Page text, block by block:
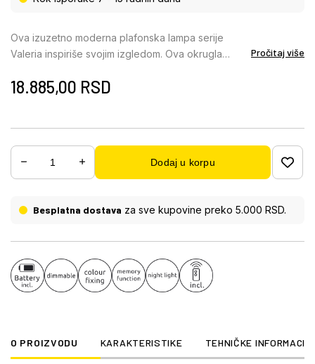
Ova izuzetno moderna plafonska lampa serije
Valeria inspiriše svojim izgledom. Ova okrugla
sa dva pričvršćena bela pravougaonika. Funkcija
daljinskog upravljača, možete fiksirati i prigušiti boju
svetla od 2700 Kelvina toplo bele, do 6500 Kelvina
hladno bele, stvarajući ugodniju atmosferu za život.
kancelariji.
Pročitaj više
18.885,00 RSD
Dodaj u korpu
Besplatna dostava za sve kupovine preko 5.000 RSD.
O PROIZVODU KARAKTERISTIKE TEHNIČKE